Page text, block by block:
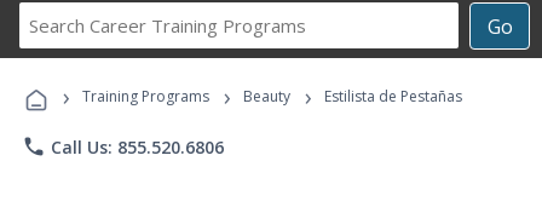
Go
Career
Programs
› Training Programs › Beauty › Estilista de Pestañas
phone Call Us: 855.520.6806